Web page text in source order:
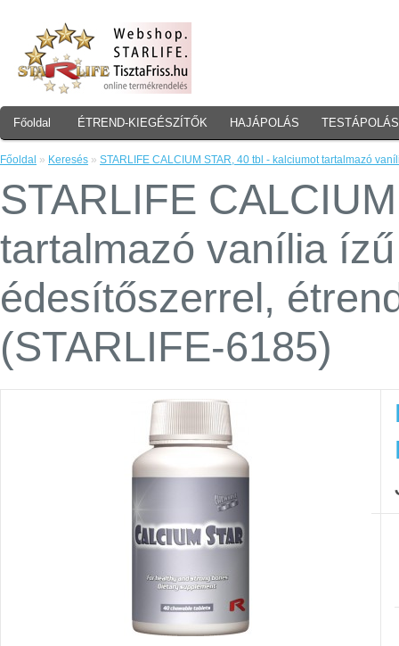
Főoldal ÉTREND-KIEGÉSZÍTŐK HAJÁPOLÁS TESTÁPOLÁS
Főoldal » Keresés » STARLIFE CALCIUM STAR, 40 tbl - kalciumot tartalmazó
STARLIFE
tartalmazó vanília
édesítőszerrel,
(STARLIFE-6185)